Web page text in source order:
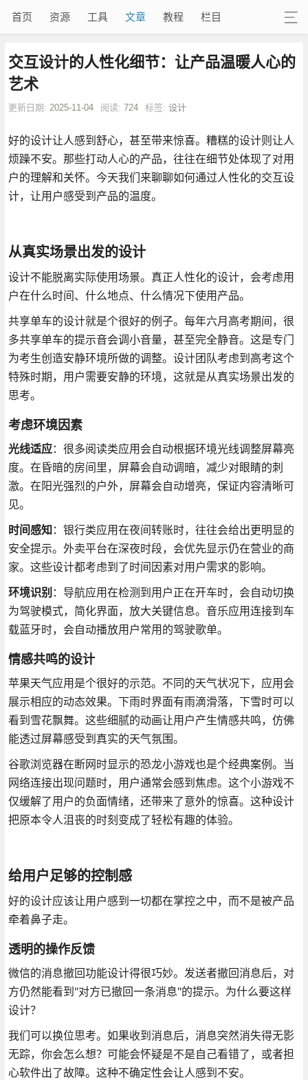
首页 资源 工具 文章 教程 栏目
交互设计的人性化细节：让产品温暖人心的
艺术
更新日期: 2025-11-04 阅读: 724 标签: 设计
好的设计让人感到舒心，甚至带来惊喜。糟糕的设计则让人
烦躁不安。那些打动人心的产品，往往在细节处体现了对用
户的理解和关怀。今天我们来聊聊如何通过人性化的交互设
计，让用户感受到产品的温度。
从真实场景出发的设计
设计不能脱离实际使用场景。真正人性化的设计，会考虑用
户在什么时间、什么地点、什么情况下使用产品。
共享单车的设计就是个很好的例子。每年六月高考期间，很
多共享单车的提示音会调小音量，甚至完全静音。这是专门
为考生创造安静环境所做的调整。设计团队考虑到高考这个
特殊时期，用户需要安静的环境，这就是从真实场景出发的
思考。
考虑环境因素
光线适应：很多阅读类应用会自动根据环境光线调整屏幕亮
度。在昏暗的房间里，屏幕会自动调暗，减少对眼睛的刺
激。在阳光强烈的户外，屏幕会自动增亮，保证内容清晰可
见。
时间感知：银行类应用在夜间转账时，往往会给出更明显的
安全提示。外卖平台在深夜时段，会优先显示仍在营业的商
家。这些设计都考虑到了时间因素对用户需求的影响。
环境识别 ：导航应用在检测到用户正在开车时，会自动切换
为驾驶模式，简化界面，放大关键信息。音乐应用连接到车
载蓝牙时，会自动播放用户常用的驾驶歌单。
情感共鸣的设计
苹果天气应用是个很好的示范。不同的天气状况下，应用会
展示相应的动态效果。下雨时界面有雨滴滑落，下雪时可以
看到雪花飘舞。这些细腻的动画让用户产生情感共鸣，仿佛
能透过屏幕感受到真实的天气氛围。
谷歌浏览器在断网时显示的恐龙小游戏也是个经典案例。当
网络连接出现问题时，用户通常会感到焦虑。这个小游戏不
仅缓解了用户的负面情绪，还带来了意外的惊喜。这种设计
把原本令人沮丧的时刻变成了轻松有趣的体验。
给用户足够的控制感
好的设计应该让用户感到一切都在掌控之中，而不是被产品
牵着鼻子走。
透明的操作反馈
微信的消息撤回功能设计得很巧妙。发送者撤回消息后，对
方仍然能看到"对方已撤回一条消息"的提示。为什么要这样
设计？
我们可以换位思考。如果收到消息后，消息突然消失得无影
无踪，你会怎么想？可能会怀疑是不是自己看错了，或者担
心软件出了故障。这种不确定性会让人感到不安。